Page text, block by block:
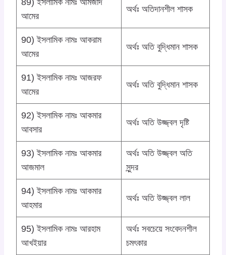
89) ইসলামিক নামঃ আমজাদ
আমের
অর্থঃ অতিদানশীল শাসক
90) ইসলামিক নামঃ আকরাম
আমের
অর্থঃ অতি বুদ্ধিমান শাসক
91) ইসলামিক নামঃ আজরফ
আমের
অর্থঃ অতি বুদ্ধিমান শাসক
92) ইসলামিক নামঃ আকমার
আবসার
অর্থঃ অতি উজ্জ্বল দৃষ্টি
93) ইসলামিক নামঃ আকমার
আজমাল
অর্থঃ অতি উজ্জ্বল অতি
সুন্দর
94) ইসলামিক নামঃ আকমার
আহমার
অর্থঃ অতি উজ্জ্বল লাল
95) ইসলামিক নামঃ আরহাম
আখইয়ার
অর্থঃ সবচেয়ে সংবেদনশীল
চমৎকার